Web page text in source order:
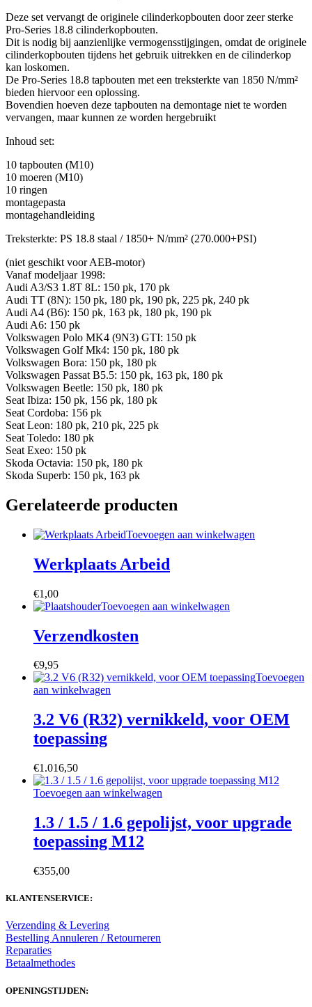
Deze set vervangt de originele cilinderkopbouten door zeer sterke
Pro-Series 18.8 cilinderkopbouten.
Dit is nodig bij aanzienlijke vermogensstijgingen, omdat de originele
cilinderkopbouten tijdens het gebruik uitrekken en de cilinderkop
kan loskomen.
De Pro-Series 18.8 tapbouten met een treksterkte van 1850 N/mm²
bieden hiervoor een oplossing.
Bovendien hoeven deze tapbouten na demontage niet te worden
vervangen, maar kunnen ze worden hergebruikt
Inhoud set:
10 tapbouten (M10)
10 moeren (M10)
10 ringen
montagepasta
montagehandleiding
Treksterkte: PS 18.8 staal / 1850+ N/mm² (270.000+PSI)
(niet geschikt voor AEB-motor)
Vanaf modeljaar 1998:
Audi A3/S3 1.8T 8L: 150 pk, 170 pk
Audi TT (8N): 150 pk, 180 pk, 190 pk, 225 pk, 240 pk
Audi A4 (B6): 150 pk, 163 pk, 180 pk, 190 pk
Audi A6: 150 pk
Volkswagen Polo MK4 (9N3) GTI: 150 pk
Volkswagen Golf Mk4: 150 pk, 180 pk
Volkswagen Bora: 150 pk, 180 pk
Volkswagen Passat B5.5: 150 pk, 163 pk, 180 pk
Volkswagen Beetle: 150 pk, 180 pk
Seat Ibiza: 150 pk, 156 pk, 180 pk
Seat Cordoba: 156 pk
Seat Leon: 180 pk, 210 pk, 225 pk
Seat Toledo: 180 pk
Seat Exeo: 150 pk
Skoda Octavia: 150 pk, 180 pk
Skoda Superb: 150 pk, 163 pk
Gerelateerde producten
Toevoegen aan winkelwagen
Werkplaats Arbeid
€1,00
Toevoegen aan winkelwagen
Verzendkosten
€9,95
Toevoegen
aan winkelwagen
3.2 V6 (R32) vernikkeld, voor OEM
toepassing
€1.016,50
Toevoegen aan winkelwagen
1.3 / 1.5 / 1.6 gepolijst, voor upgrade
toepassing M12
€355,00
KLANTENSERVICE:
Verzending & Levering
Bestelling Annuleren / Retourneren
Reparaties
Betaalmethodes
OPENINGSTIJDEN: